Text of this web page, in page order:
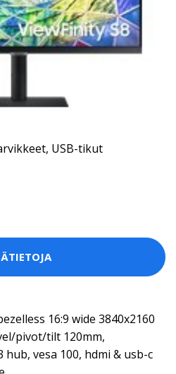
, USB-tikut
16:9 wide 3840x2160
pivot/tilt 120mm,
vesa 100, hdmi & usb-c